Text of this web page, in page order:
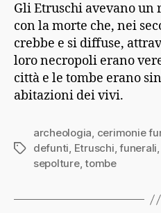
Gli Etruschi avevano un
con la morte che, nei
crebbe e si diffuse,
loro necropoli erano
città e le tombe erano
abitazioni dei vivi.
Tag
archeologia, cerimonie
defunti, Etruschi,funerali,
sepolture,tombe